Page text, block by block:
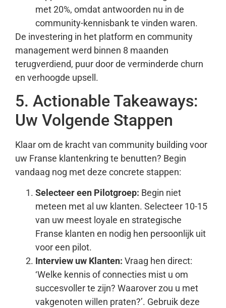
met 20%, omdat antwoorden nu in de
community-kennisbank te vinden waren.
De investering in het platform en community
management werd binnen 8 maanden
terugverdiend, puur door de verminderde churn
en verhoogde upsell.
5. Actionable Takeaways:
Uw Volgende Stappen
Klaar om de kracht van community building voor
uw Franse klantenkring te benutten? Begin
vandaag nog met deze concrete stappen:
Selecteer een Pilotgroep: Begin niet
meteen met al uw klanten. Selecteer 10-15
van uw meest loyale en strategische
Franse klanten en nodig hen persoonlijk uit
voor een pilot.
Interview uw Klanten: Vraag hen direct:
‘Welke kennis of connecties mist u om
succesvoller te zijn? Waarover zou u met
vakgenoten willen praten?’. Gebruik deze